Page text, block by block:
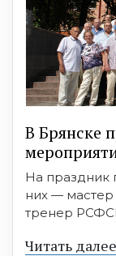
В Брянске
На праздник
них —
тренер
Читать далее